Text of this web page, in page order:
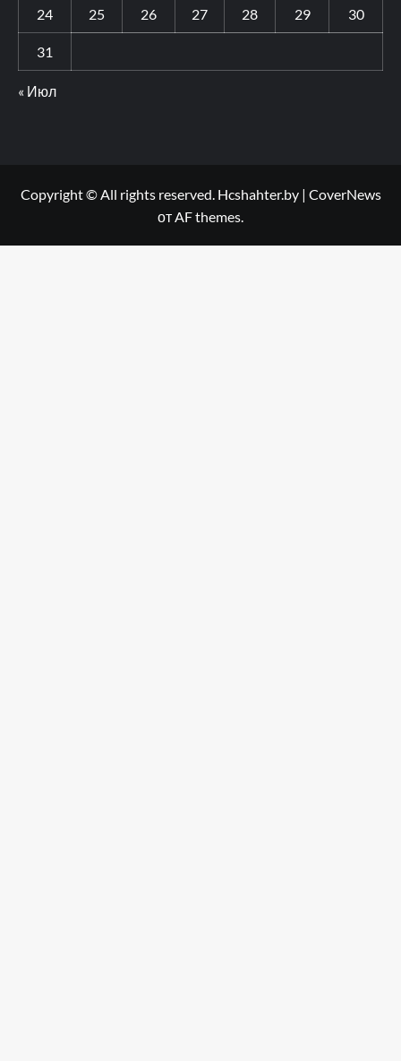
24 25 26 27 28 29 30
31
« Июл
Copyright © All rights reserved. Hcshahter.by | CoverNews
от AF themes.